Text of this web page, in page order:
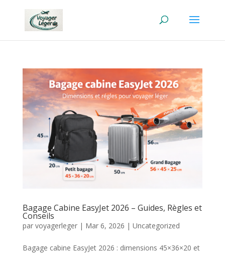
Bagage Cabine EasyJet 2026 – Guides, Règles et
Conseils
par voyagerleger| Mar 6, 2026 | Uncategorized
Bagage cabine EasyJet 2026 : dimensions 45×36×20 et